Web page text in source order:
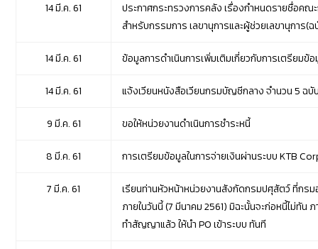
14 มี.ค. 61
ประกาศกระทรวงการคลัง เรื่องกำหนดรายชื่อคณ
สำหรับกรรมการ เลขานุการและผู้ช่วยเลขานุการ(
14 มี.ค. 61 ข้อมูลการดำเนินการเพิ่มเติมเกี่ยวกับการเตรียม
14 มี.ค. 61 แจ้งเวียนหนังสือเวียนกรมบัญชีกลาง จำนวน 5 ฉบั
9 มี.ค. 61 ขอให้หน่วยงานดำเนินการชำระหนี้
8 มี.ค. 61 การเตรียมข้อมูลในการจ่ายเงินผ่านระบบ KTB
7 มี.ค. 61
เรียนท่านหัวหน้าหน่วยงานสังกัดกรมปศุสัตว์ ที่กร
ภายในวันนี้ (7 มีนาคม 2561) มิฉะนั้นจะก่อหนี้ไม่ทัน
ทำสัญญาแล้ว ให้นำ PO เข้าระบบ ทันที